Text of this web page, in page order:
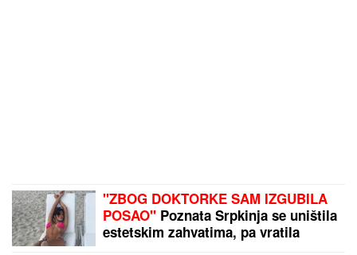
"ZBOG DOKTORKE SAM IZGUBILA
POSAO" Poznata Srpkinja se uništila
estetskim zahvatima, pa vratila